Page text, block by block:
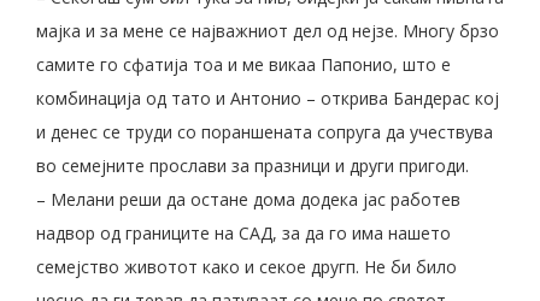
мајка и за мене се најважниот дел од нејзе. Многу брзо
самите го сфатија тоа и ме викаа Папонио, што е
комбинација од тато и Антонио – открива Бандерас кој
и денес се труди со пораншената сопруга да учествува
во семејните прослави за празници и други пригоди.
– Мелани реши да остане дома додека јас работев
надвор од границите на САД, за да го има нашето
семејство животот како и секое другп. Не би било